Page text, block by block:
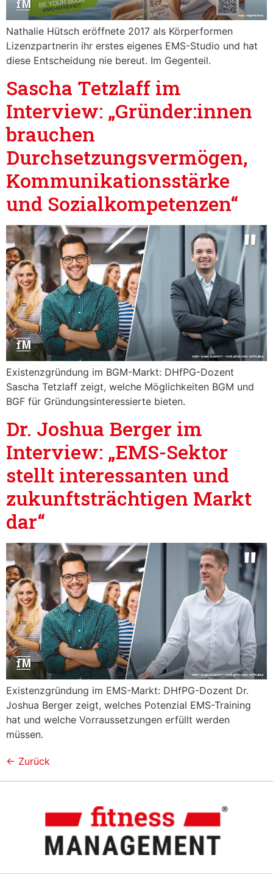
Nathalie Hütsch eröffnete 2017 als Körperformen
Lizenzpartnerin ihr erstes eigenes EMS-Studio und hat
diese Entscheidung nie bereut. Im Gegenteil.
Sascha Tetzlaff im
Interview: „Gründer:innen
brauchen
Durchsetzungsvermögen,
Kommunikationsstärke
und Sozialkompetenzen“
Existenzgründung im BGM-Markt: DHfPG-Dozent
Sascha Tetzlaff zeigt, welche Möglichkeiten BGM und
BGF für Gründungsinteressierte bieten.
Dr. Joshua Berger im
Interview: „EMS-Sektor
stellt interessanten und
zukunftsträchtigen Markt
dar“
Existenzgründung im EMS-Markt: DHfPG-Dozent Dr.
Joshua Berger zeigt, welches Potenzial EMS-Training
hat und welche Vorraussetzungen erfüllt werden
müssen.
← Zurück